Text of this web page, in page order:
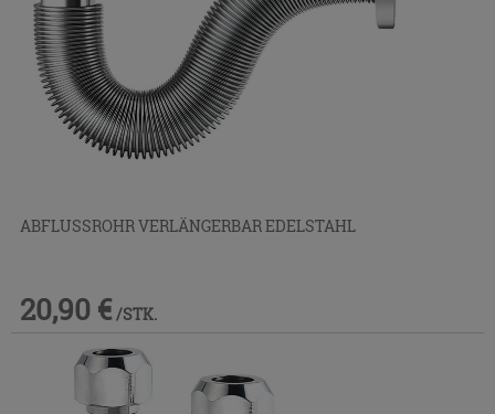
ABFLUSSROHR VERLÄNGERBAR EDELSTAHL
20,90 € /STK.